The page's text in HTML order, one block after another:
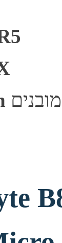
מובנים